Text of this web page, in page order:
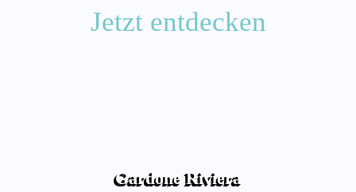
Jetzt entdecken
Gardone Riviera